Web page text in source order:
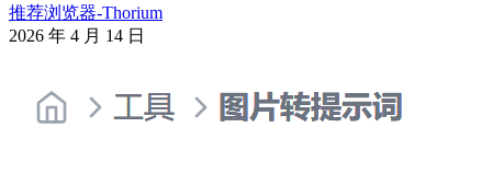
推荐浏览器-Thorium
2026 年 4 月 14 日